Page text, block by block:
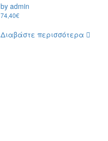
by admin
74,40€
Διαβάστε περισσότερα